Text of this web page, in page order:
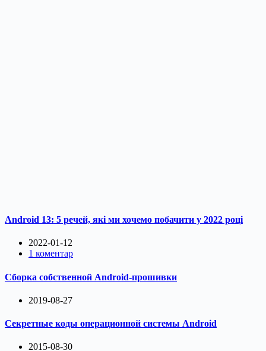
Android 13: 5 речей, які ми хочемо побачити у 2022 році
2022-01-12
1 коментар
Сборка собственной Android-прошивки
2019-08-27
Секретные коды операционной системы Android
2015-08-30